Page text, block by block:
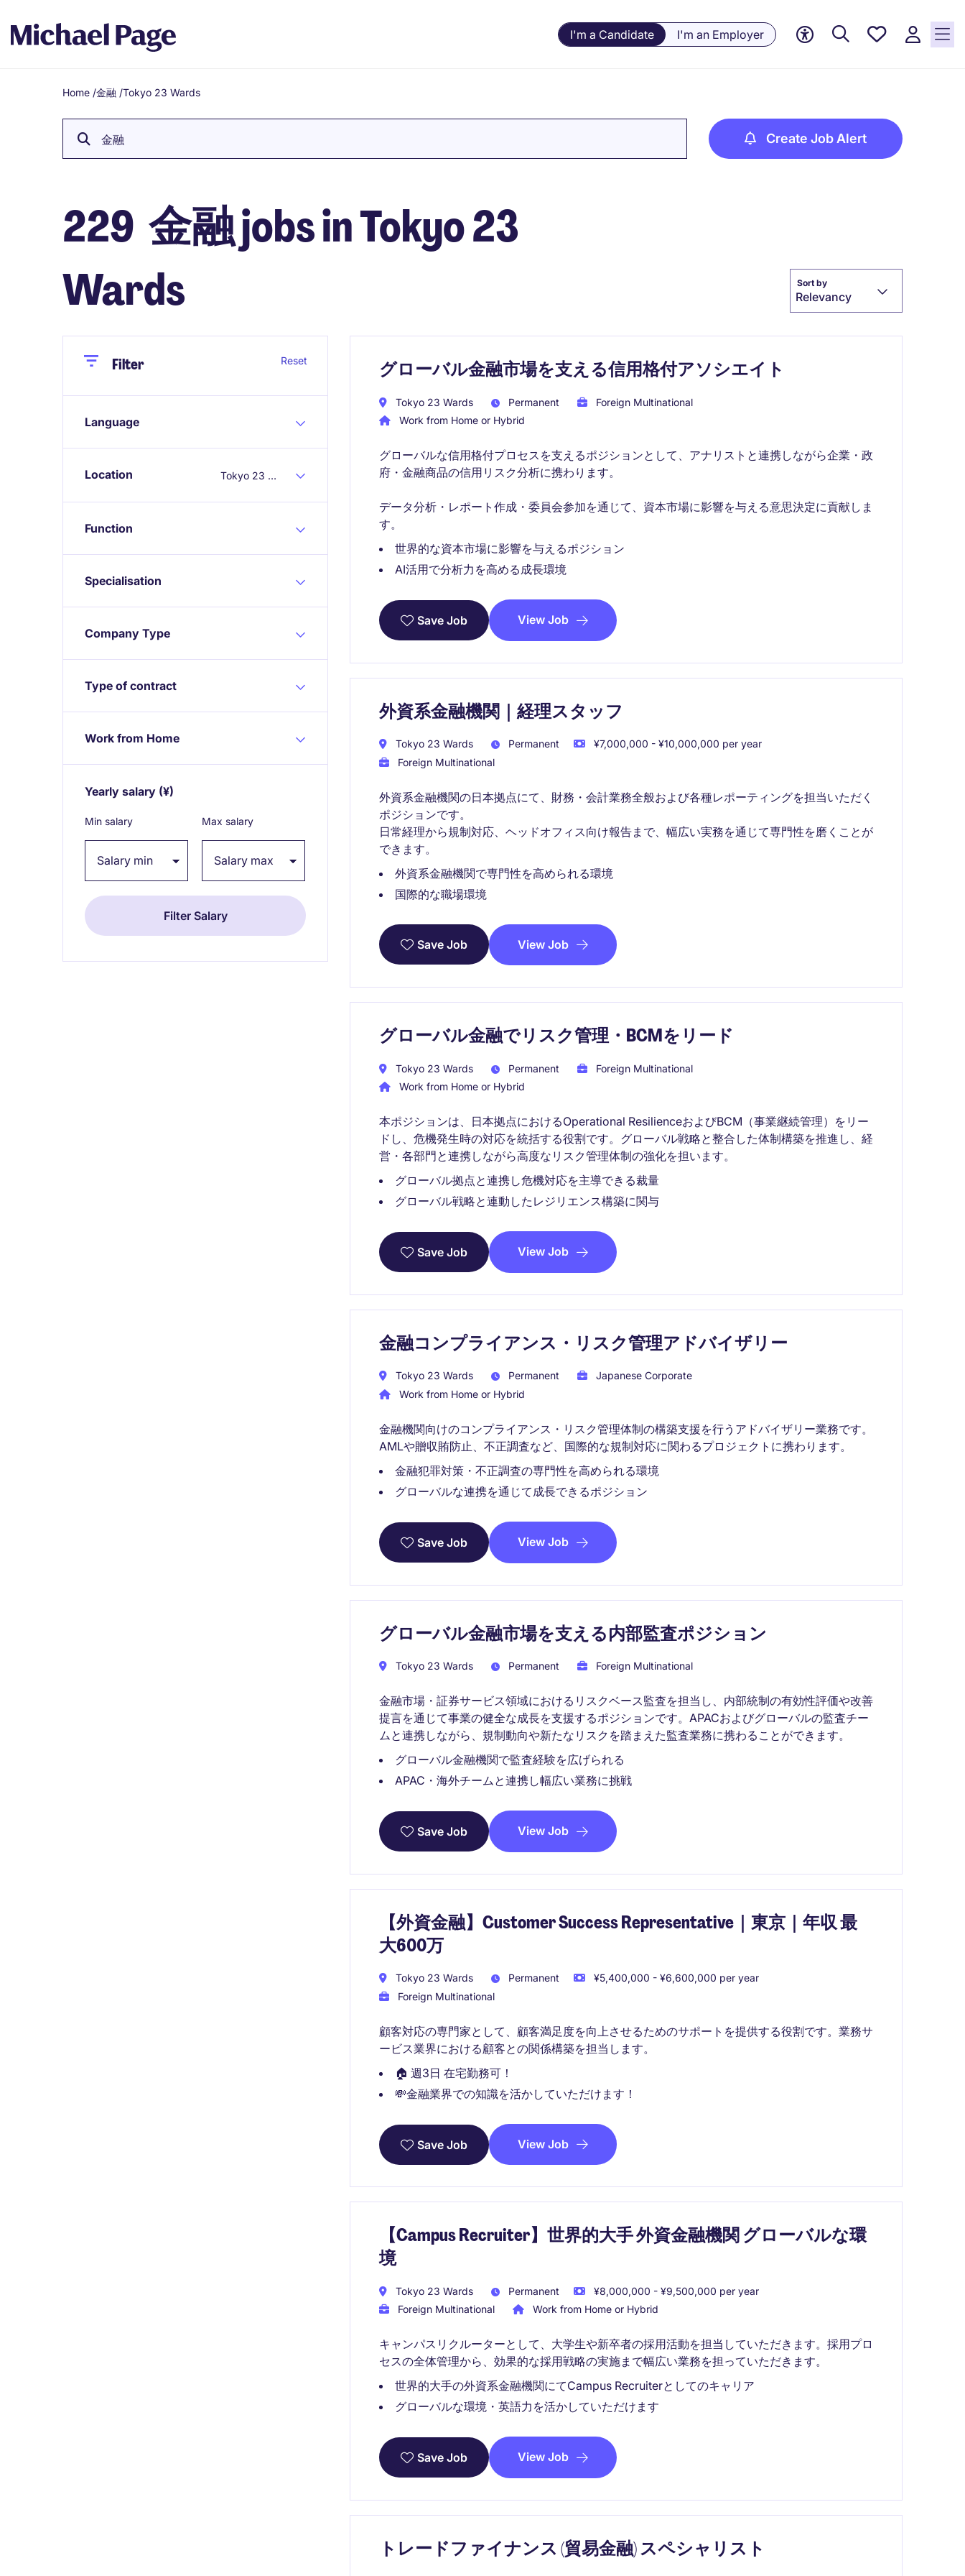
I'm a Candidate I'm an Employer
Saved
Breadcrumb
Home /金融 /Tokyo 23 Wards
金融 Create Job Alert
229 金融 jobs in Tokyo 23
Wards
Sort by
Relevancy
CloseFilter Reset
Language
Location Tokyo 23 Wards
Function
Specialisation
Company Type
Type of contract
Work from Home
Yearly salary (¥)
Min salary Max salary
グローバル金融市場を支える信用格付アソシエイト
Tokyo 23 Wards Permanent
Foreign Multinational
Work from Home or Hybrid
グローバルな信用格付プロセスを支えるポジションとして、アナリストと連携しながら企業・政
府・金融商品の信用リスク分析に携わります。
データ分析・レポート作成・委員会参加を通じて、資本市場に影響を与える意思決定に貢献しま
す。
世界的な資本市場に影響を与えるポジション
AI活用で分析力を高める成長環境
Save Job View Job
外資系金融機関｜経理スタッフ
Tokyo 23 Wards Permanent
¥7,000,000 - ¥10,000,000 per year
Foreign Multinational
外資系金融機関の日本拠点にて、財務・会計業務全般および各種レポーティングを担当いただく
ポジションです。
日常経理から規制対応、ヘッドオフィス向け報告まで、幅広い実務を通じて専門性を磨くことが
できます。
外資系金融機関で専門性を高められる環境
国際的な職場環境
Save Job View Job
グローバル金融でリスク管理・BCMをリード
Tokyo 23 Wards Permanent
Foreign Multinational
Work from Home or Hybrid
本ポジションは、日本拠点におけるOperational ResilienceおよびBCM（事業継続管理）をリー
ドし、危機発生時の対応を統括する役割です。グローバル戦略と整合した体制構築を推進し、経
営・各部門と連携しながら高度なリスク管理体制の強化を担います。
グローバル拠点と連携し危機対応を主導できる裁量
グローバル戦略と連動したレジリエンス構築に関与
Save Job View Job
金融コンプライアンス・リスク管理アドバイザリー
Tokyo 23 Wards Permanent
Japanese Corporate
Work from Home or Hybrid
金融機関向けのコンプライアンス・リスク管理体制の構築支援を行うアドバイザリー業務です。
AMLや贈収賄防止、不正調査など、国際的な規制対応に関わるプロジェクトに携わります。
金融犯罪対策・不正調査の専門性を高められる環境
グローバルな連携を通じて成長できるポジション
Save Job View Job
グローバル金融市場を支える内部監査ポジション
Tokyo 23 Wards Permanent Foreign Multinational
金融市場・証券サービス領域におけるリスクベース監査を担当し、内部統制の有効性評価や改善
提言を通じて事業の健全な成長を支援するポジションです。APACおよびグローバルの監査チー
ムと連携しながら、規制動向や新たなリスクを踏まえた監査業務に携わることができます。
グローバル金融機関で監査経験を広げられる
APAC・海外チームと連携し幅広い業務に挑戦
Save Job View Job
【外資金融】Customer Success Representative｜東京｜年収 最
大600万
Tokyo 23 Wards Permanent
¥5,400,000 - ¥6,600,000 per year
Foreign Multinational
顧客対応の専門家として、顧客満足度を向上させるためのサポートを提供する役割です。業務サ
ービス業界における顧客との関係構築を担当します。
🏠 週3日 在宅勤務可！
💸金融業界での知識を活かしていただけます！
Save Job View Job
【Campus Recruiter】世界的大手 外資金融機関 グローバルな環
境
Tokyo 23 Wards Permanent
¥8,000,000 - ¥9,500,000 per year
Foreign Multinational
Work from Home or Hybrid
キャンパスリクルーターとして、大学生や新卒者の採用活動を担当していただきます。採用プロ
セスの全体管理から、効果的な採用戦略の実施まで幅広い業務を担っていただきます。
世界的大手の外資系金融機関にてCampus Recruiterとしてのキャリア
グローバルな環境・英語力を活かしていただけます
Save Job View Job
トレードファイナンス (貿易金融) スペシャリスト